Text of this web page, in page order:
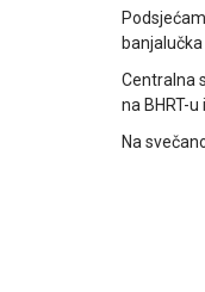
Centralna
na BHRT-
Na